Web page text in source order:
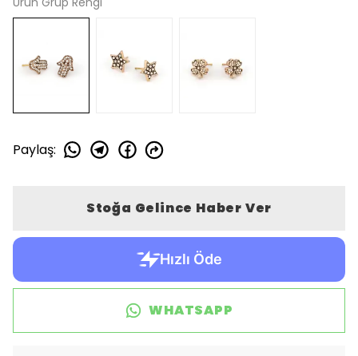
Paylaş:
Stoğa Gelince Haber Ver
WHATSAPP